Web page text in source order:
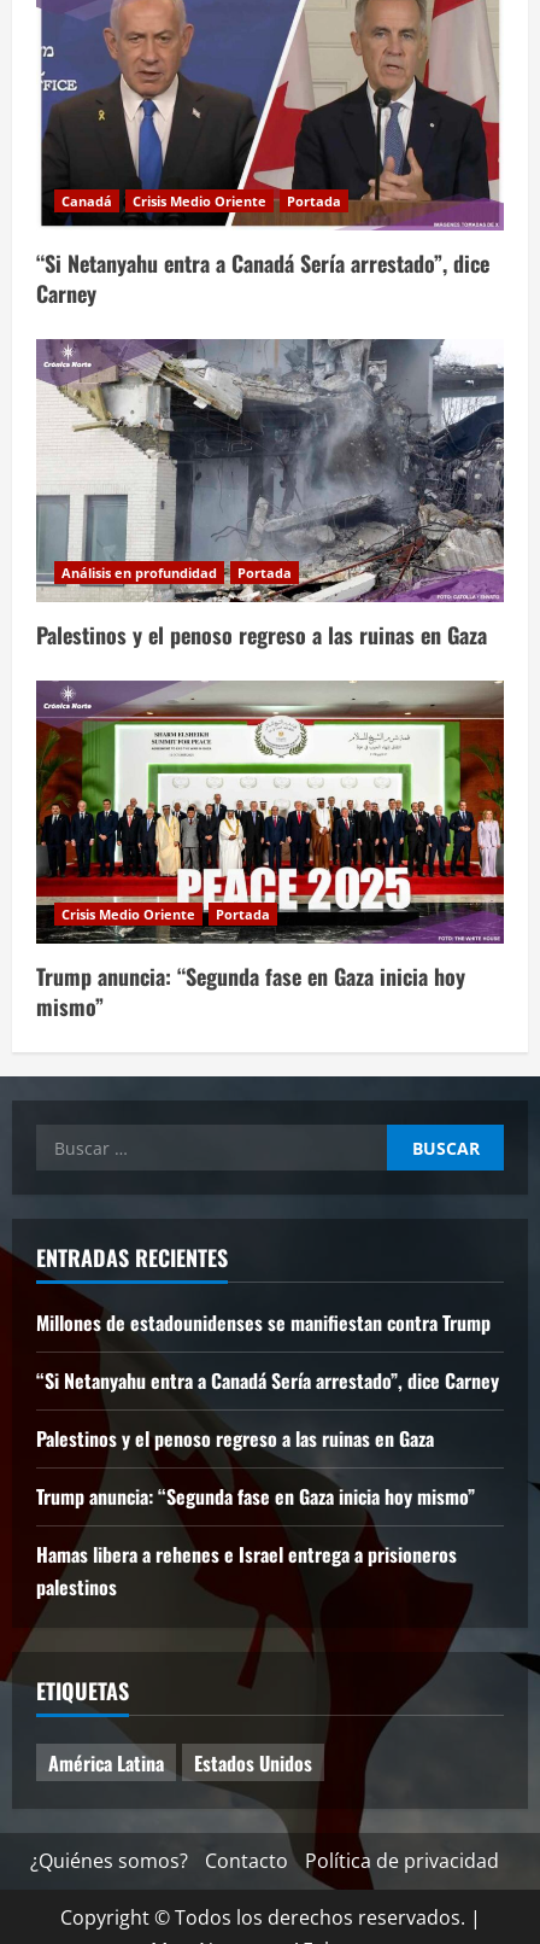
Canadá Crisis Medio Oriente Portada
“Si Netanyahu entra a Canadá Sería arrestado”, dice
Carney
Análisis en profundidad Portada
Palestinos y el penoso regreso a las ruinas en Gaza
Crisis Medio Oriente Portada
Trump anuncia: “Segunda fase en Gaza inicia hoy
mismo”
Buscar:
ENTRADAS RECIENTES
Millones de estadounidenses se manifiestan contra Trump
“Si Netanyahu entra a Canadá Sería arrestado”, dice Carney
Palestinos y el penoso regreso a las ruinas en Gaza
Trump anuncia: “Segunda fase en Gaza inicia hoy mismo”
Hamas libera a rehenes e Israel entrega a prisioneros
palestinos
ETIQUETAS
América Latina Estados Unidos
¿Quiénes somos? Contacto Política de privacidad
Copyright © Todos los derechos reservados. |